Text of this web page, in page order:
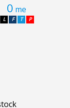
0 me
P
T
F
L